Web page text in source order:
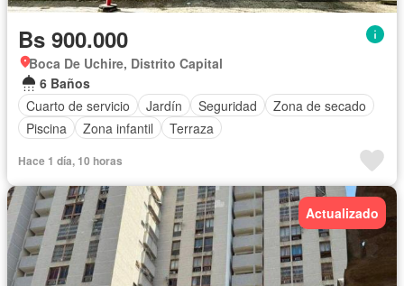
Bs 900.000
Boca De Uchire, Distrito Capital
6 Baños
Cuarto de servicio
Jardín Seguridad
Zona de secado
Piscina
Zona infantil Terraza
Hace 1 día, 10 horas
Actualizado